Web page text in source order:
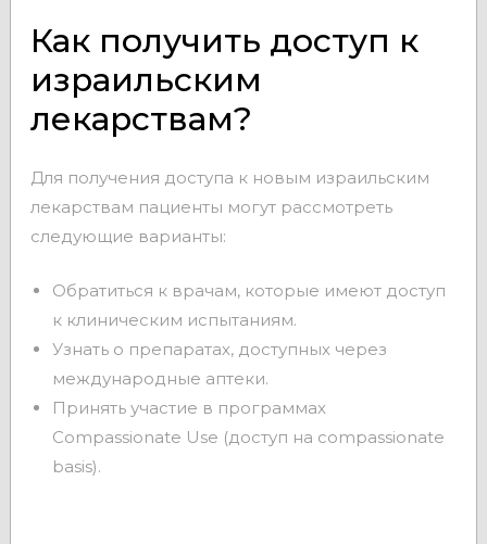
Как получить доступ к
израильским
лекарствам?
Для получения доступа к новым израильским
лекарствам пациенты могут рассмотреть
следующие варианты:
Обратиться к врачам, которые имеют доступ
к клиническим испытаниям.
Узнать о препаратах, доступных через
международные аптеки.
Принять участие в программах
Compassionate Use (доступ на compassionate
basis).